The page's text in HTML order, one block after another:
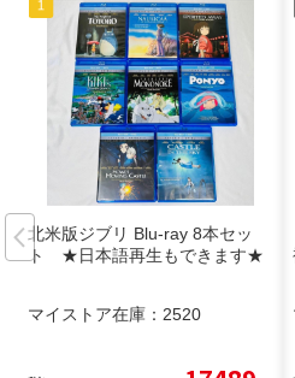
北米版ジブリ Blu-ray 8本セッ
ト ★日本語再生もできます★
マイストア在庫： 2520